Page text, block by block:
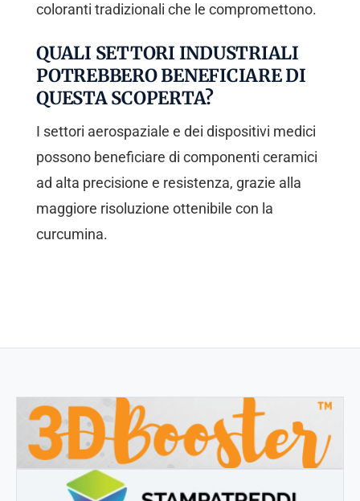
coloranti tradizionali che le compromettono.
QUALI SETTORI INDUSTRIALI
POTREBBERO BENEFICIARE DI
QUESTA SCOPERTA?
I settori aerospaziale e dei dispositivi medici
possono beneficiare di componenti ceramici
ad alta precisione e resistenza, grazie alla
maggiore risoluzione ottenibile con la
curcumina.
3DBOOSTER